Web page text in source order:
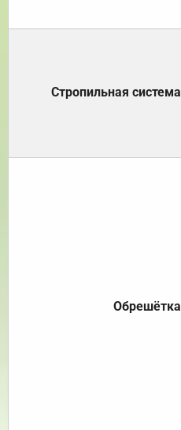
Стропильная система
Обрешётка